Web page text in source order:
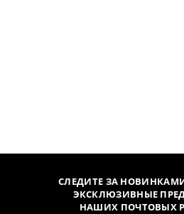
СЛЕДИТЕ ЗА
ЭКСКЛЮЗИВНЫЕ
НАШИХ ПОЧТОВЫХ